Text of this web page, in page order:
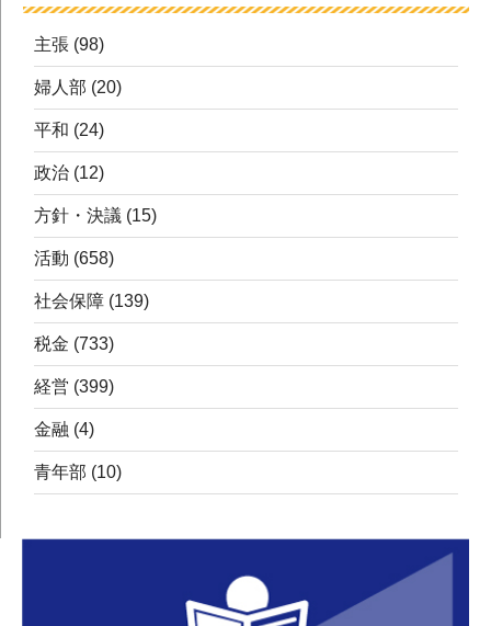
主張 (98)
婦人部 (20)
平和 (24)
政治 (12)
方針・決議 (15)
活動 (658)
社会保障 (139)
税金 (733)
経営 (399)
金融 (4)
青年部 (10)